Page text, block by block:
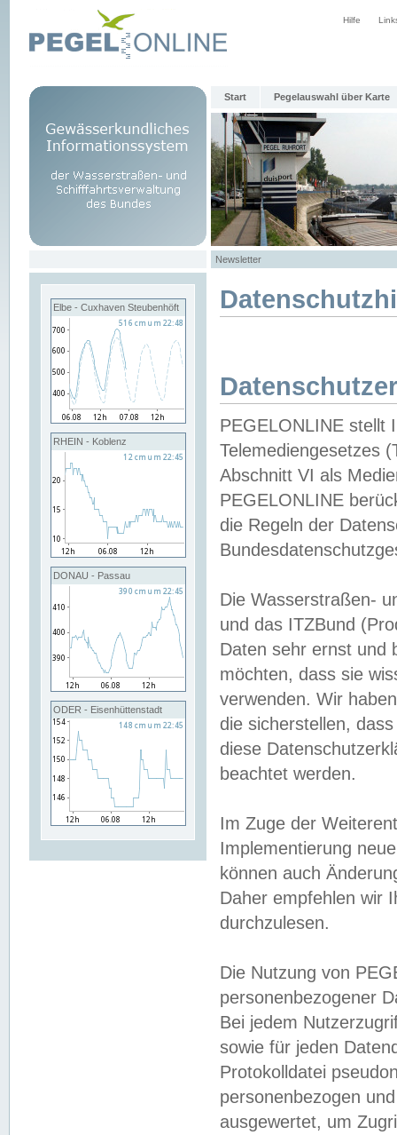
Hilfe
Start Pegelauswahl über Karte
Newsletter
Elbe - Cuxhaven Steubenhöft
RHEIN - Koblenz
DONAU - Passau
ODER - Eisenhüttenstadt
PEGELONLINE stellt
Telemediengesetzes
Abschnitt VI als
PEGELONLINE
die Regeln der
Die Wasserstraßen-
und das ITZBund
Daten sehr ernst und
möchten, dass sie
verwenden. Wir
die sicherstellen,
diese
beachtet werden.
Im Zuge der
Implementierung
können auch
Daher empfehlen wir
durchzulesen.
Die Nutzung von
personenbezogener
Bei jedem
sowie für jeden
Protokolldatei
personenbezogen
ausgewertet, um